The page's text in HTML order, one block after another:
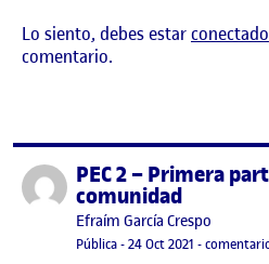
Lo siento, debes estarconectado
comentario.
Publicado porPEC 2 – Primera
comunidad
Publicado por
Efraím García Crespo
Visibilidad:
Pública-Fecha de publicación
24 Oct 2021 -